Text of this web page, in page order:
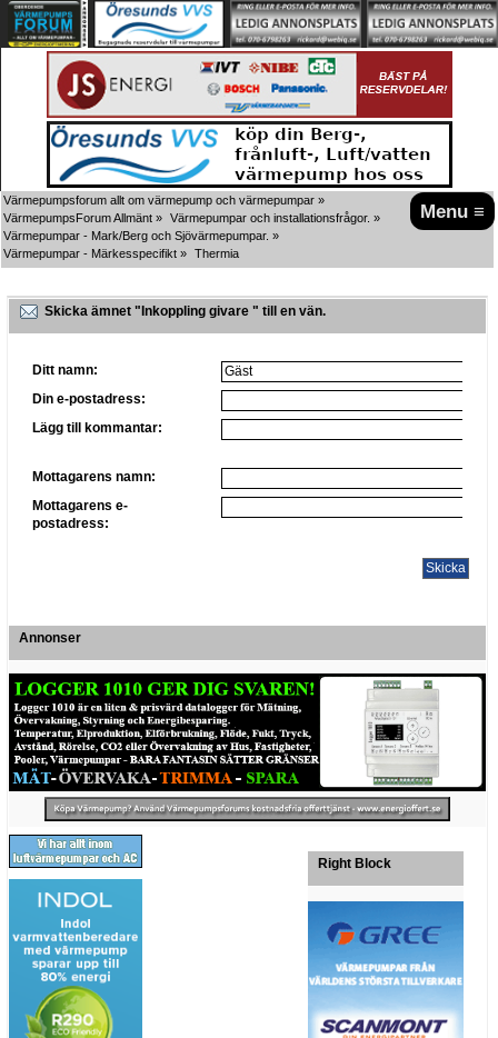
Menu ≡
Värmepumpsforum allt om värmepump och värmepumpar »
VärmepumpsForum Allmänt » Värmepumpar och installationsfrågor. »
Värmepumpar - Mark/Berg och Sjövärmepumpar. »
Värmepumpar - Märkesspecifikt » Thermia
Skicka ämnet "Inkoppling givare " till en vän.
Ditt namn:
Din e-postadress:
Lägg till kommantar:
Mottagarens namn:
Mottagarens e-
postadress:
Annonser
Right Block